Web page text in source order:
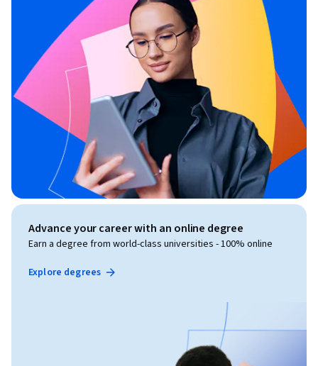
Advance your career with an online degree
Earn a degree from world-class universities - 100% online
Explore degrees